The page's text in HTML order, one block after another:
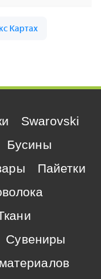
Swarovski
Бусины
Пайетки
Сувениры